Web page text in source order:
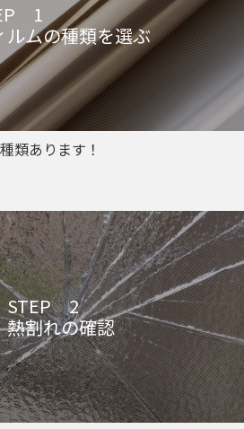
1
ルムの種類を選ぶ
類あります！
STEP 2
熱割れの確認